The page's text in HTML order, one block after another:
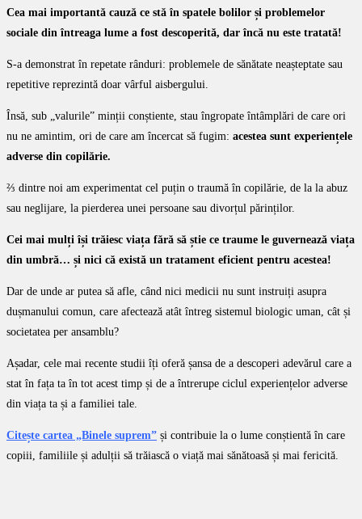
Cea mai importantă cauză ce stă în spatele bolilor și problemelor
sociale din întreaga lume a fost descoperită, dar încă nu este tratată!
S-a demonstrat în repetate rânduri: problemele de sănătate neașteptate sau
repetitive reprezintă doar vârful aisbergului.
Însă, sub „valurile” minții conștiente, stau îngropate întâmplări de care ori
nu ne amintim, ori de care am încercat să fugim: acestea sunt experiențele
adverse din copilărie.
⅔ dintre noi am experimentat cel puțin o traumă în copilărie, de la la abuz
sau neglijare, la pierderea unei persoane sau divorțul părinților.
Cei mai mulți își trăiesc viața fără să știe ce traume le guvernează viața
din umbră… și nici că există un tratament eficient pentru acestea!
Dar de unde ar putea să afle, când nici medicii nu sunt instruiți asupra
dușmanului comun, care afectează atât întreg sistemul biologic uman, cât și
societatea per ansamblu?
Așadar, cele mai recente studii îți oferă șansa de a descoperi adevărul care a
stat în fața ta în tot acest timp și de a întrerupe ciclul experiențelor adverse
din viața ta și a familiei tale.
Citește cartea „Binele suprem” și contribuie la o lume conștientă în care
copiii, familiile și adulții să trăiască o viață mai sănătoasă și mai fericită.